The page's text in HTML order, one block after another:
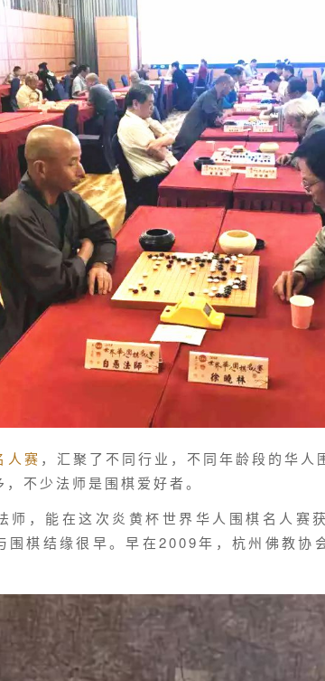
人赛 ，汇聚了不同行业，不同年龄段的华人
不少法师是围棋爱好者。
师，能在这次炎黄杯世界华人围棋名人赛
围棋结缘很早。早在2009年，杭州佛教协